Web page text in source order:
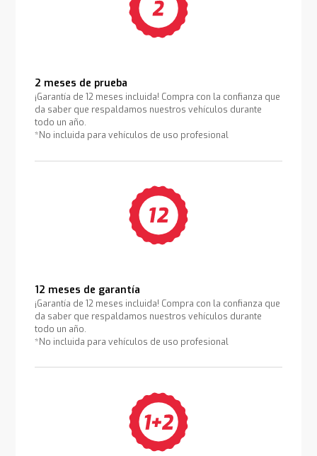
2 meses de prueba
¡Garantía de 12 meses incluida! Compra con la confianza que
da saber que respaldamos nuestros vehículos durante
todo un año.
*No incluida para vehículos de uso profesional
12 meses de garantía
¡Garantía de 12 meses incluida! Compra con la confianza que
da saber que respaldamos nuestros vehículos durante
todo un año.
*No incluida para vehículos de uso profesional